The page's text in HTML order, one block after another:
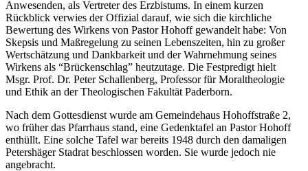
Anwesenden, als Vertreter des Erzbistums. In einem kurzen
Rückblick verwies der Offizial darauf, wie sich die kirchliche
Bewertung des Wirkens von Pastor Hohoff gewandelt habe: Von
Skepsis und Maßregelung zu seinen Lebenszeiten, hin zu großer
Wertschätzung und Dankbarkeit und der Wahrnehmung seines
Wirkens als “Brückenschlag” heutzutage. Die Festpredigt hielt
Msgr. Prof. Dr. Peter Schallenberg, Professor für Moraltheologie
und Ethik an der Theologischen Fakultät Paderborn.
Nach dem Gottesdienst wurde am Gemeindehaus Hohoffstraße 2,
wo früher das Pfarrhaus stand, eine Gedenktafel an Pastor Hohoff
enthüllt. Eine solche Tafel war bereits 1948 durch den damaligen
Petershäger Stadrat beschlossen worden. Sie wurde jedoch nie
angebracht.